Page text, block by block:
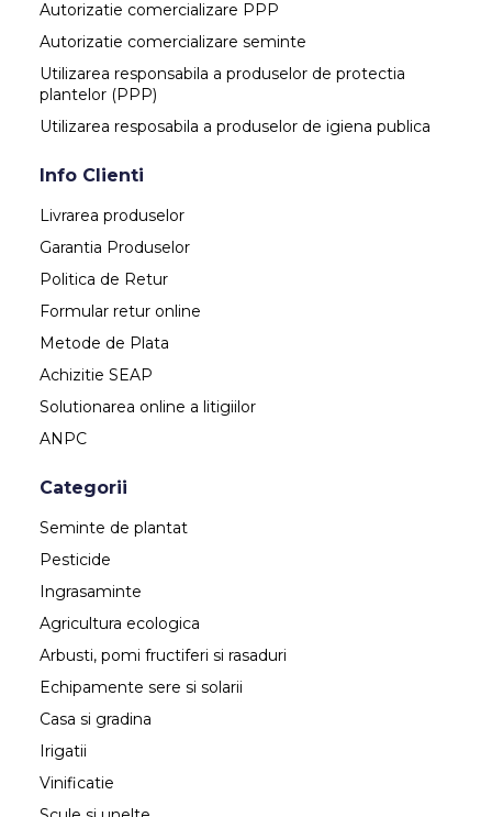
Autorizatie comercializare PPP
Autorizatie comercializare seminte
Utilizarea responsabila a produselor de protectia
plantelor (PPP)
Utilizarea resposabila a produselor de igiena publica
Info Clienti
Livrarea produselor
Garantia Produselor
Politica de Retur
Formular retur online
Metode de Plata
Achizitie SEAP
Solutionarea online a litigiilor
ANPC
Categorii
Seminte de plantat
Pesticide
Ingrasaminte
Agricultura ecologica
Arbusti, pomi fructiferi si rasaduri
Echipamente sere si solarii
Casa si gradina
Irigatii
Vinificatie